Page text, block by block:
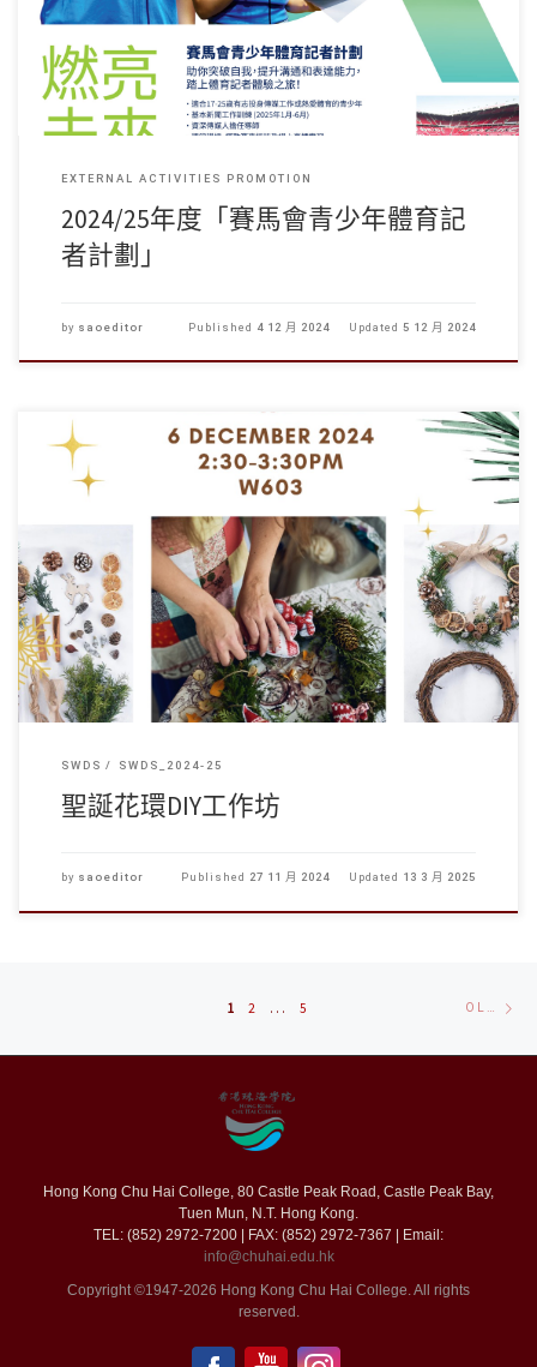
EXTERNAL ACTIVITIES PROMOTION
2024/25年度「賽馬會青少年體育記
者計劃」
by saoeditor Published 4 12 月 2024 Updated5 12 月 2024
秋季學期即將結束，相信大家都忙於準備功課和考試 […]
SWDS SWDS_2024-25
聖誕花環DIY工作坊
by saoeditor Published 27 11 月 2024 Updated 13 3 月 2025
1 2 ... 5 OLDER POSTS
Hong Kong Chu Hai College, 80 Castle Peak Road, Castle Peak Bay,
Tuen Mun, N.T. Hong Kong.
TEL: (852) 2972-7200 | FAX: (852) 2972-7367 | Email:
info@chuhai.edu.hk
Copyright ©1947-2026 Hong Kong Chu Hai College. All rights
reserved.